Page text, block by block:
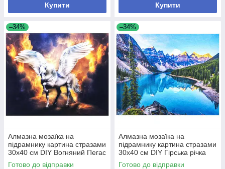
Купити Купити
–34%
Алмазна мозаїка на
підрамнику картина стразами
30х40 см DIY Вогняний Пегас
(SGLD 61230)
Готово до відправки
–34%
Алмазна мозаїка на
підрамнику картина стразами
30х40 см DIY Гірська річка
(SGLD 61252)
Готово до відправки